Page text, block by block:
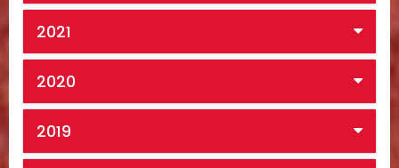
2021
2020
2019